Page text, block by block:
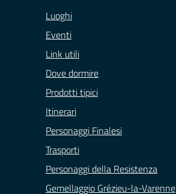
Luoghi
Eventi
Link utili
Dove dormire
Prodotti tipici
Itinerari
Personaggi Finalesi
Trasporti
Personaggi della Resistenza
Gemellaggio Grézieu-la-Varenne